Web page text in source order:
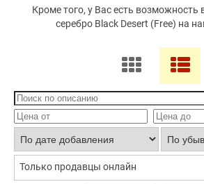
Кроме того, у Вас есть возможность
серебро Black Desert (Free) на
Только продавцы онлайн